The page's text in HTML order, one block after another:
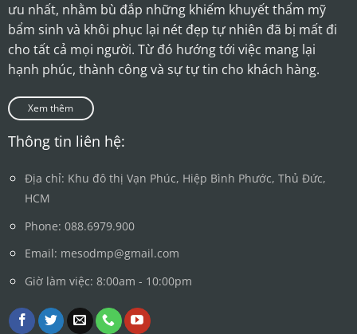
ưu nhất, nhằm bù đắp những khiếm khuyết thẩm mỹ
bẩm sinh và khôi phục lại nét đẹp tự nhiên đã bị mất đi
cho tất cả mọi người. Từ đó hướng tới việc mang lại
hạnh phúc, thành công và sự tự tin cho khách hàng.
Xem thêm
Thông tin liên hệ:
Địa chỉ: Khu đô thị Vạn Phúc, Hiệp Bình Phước, Thủ Đức,
HCM
Phone: 088.6979.900
Email: mesodmp@gmail.com
Giờ làm việc: 8:00am - 10:00pm